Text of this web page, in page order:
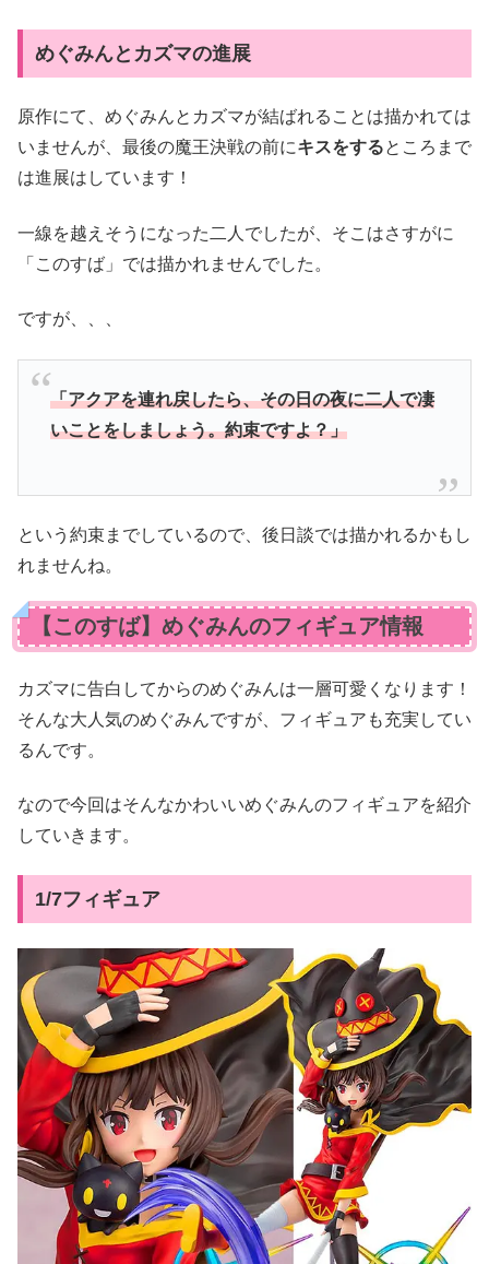
めぐみんとカズマの進展
原作にて、めぐみんとカズマが結ばれることは描かれては
いませんが、最後の魔王決戦の前にキスをするところまで
は進展はしています！
一線を越えそうになった二人でしたが、そこはさすがに
「このすば」では描かれませんでした。
ですが、、、
「アクアを連れ戻したら、その日の夜に二人で凄
いことをしましょう。約束ですよ？」
という約束までしているので、後日談では描かれるかもし
れませんね。
【このすば】めぐみんのフィギュア情報
カズマに告白してからのめぐみんは一層可愛くなります！
そんな大人気のめぐみんですが、フィギュアも充実してい
るんです。
なので今回はそんなかわいいめぐみんのフィギュアを紹介
していきます。
1/7フィギュア